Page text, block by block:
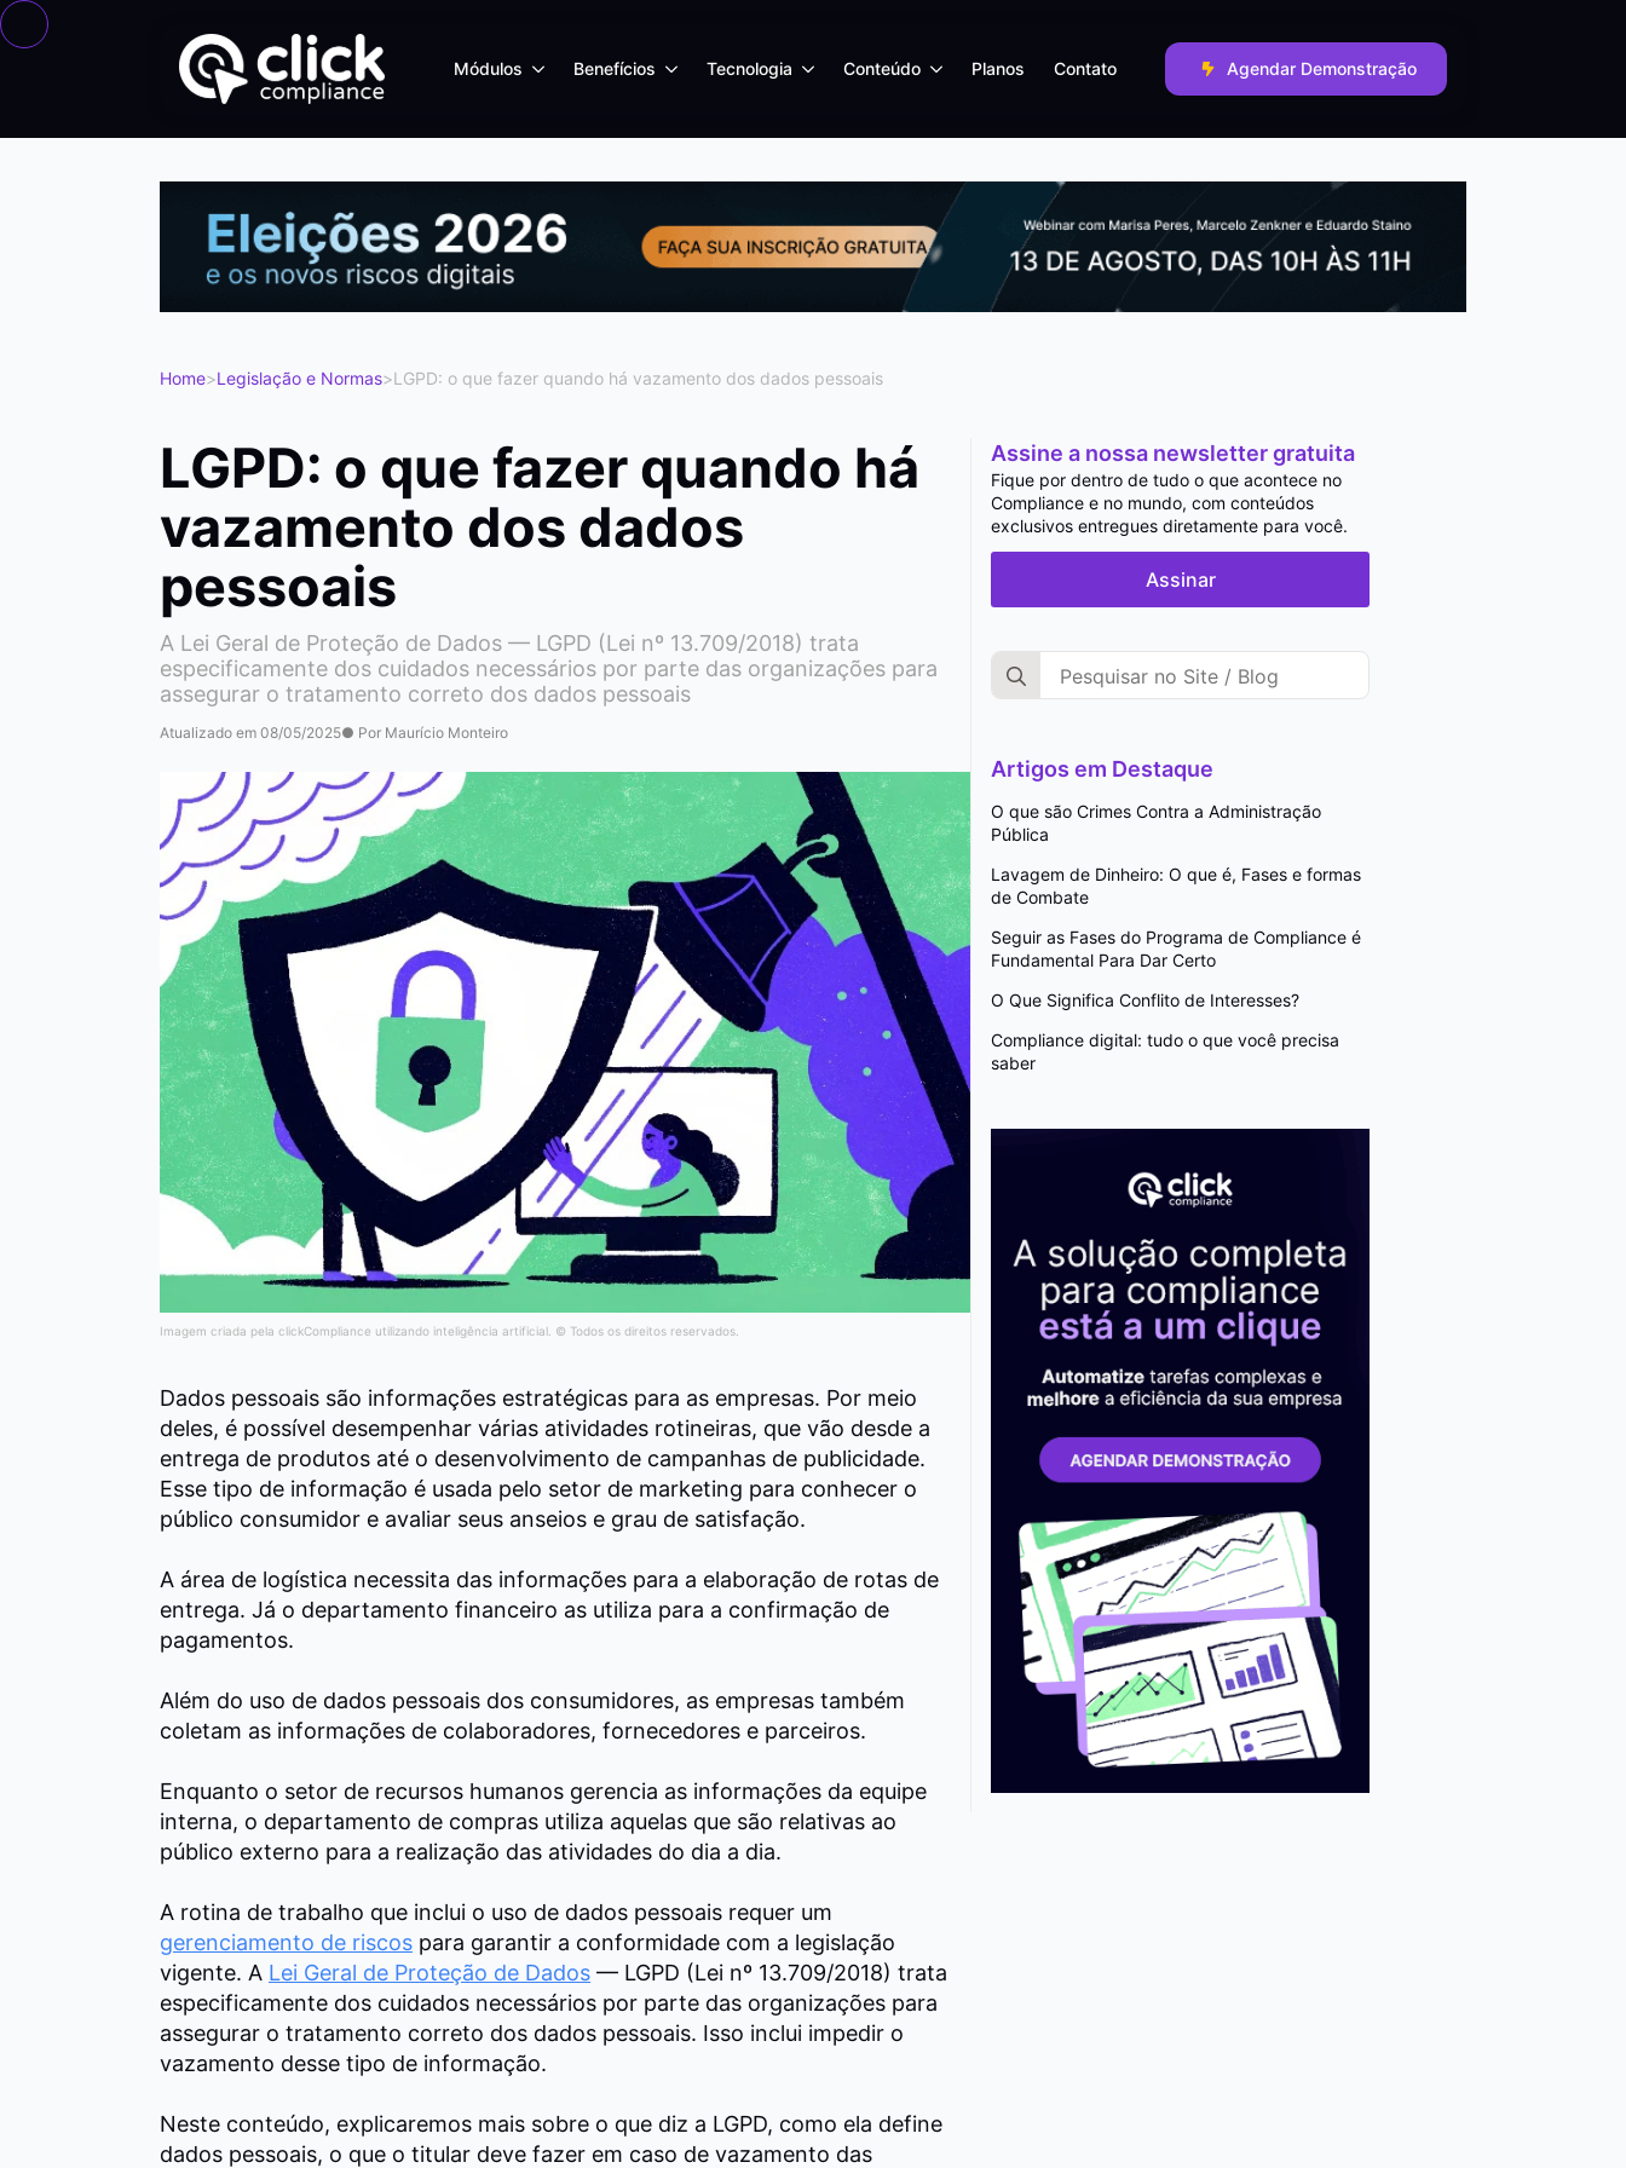
Módulos Benefícios Tecnologia Conteúdo Planos Contato Agendar Demonstração
Home>Legislação e Normas>LGPD: o que fazer quando há vazamento dos dados pessoais
LGPD: o que fazer quando há
vazamento dos dados
pessoais
A Lei Geral de Proteção de Dados — LGPD (Lei nº 13.709/2018) trata
especificamente dos cuidados necessários por parte das organizações para
assegurar o tratamento correto dos dados pessoais
Atualizado em 08/05/2025● Por Maurício Monteiro
Imagem criada pela clickCompliance utilizando inteligência artificial. © Todos os direitos reservados.
Dados pessoais são informações estratégicas para as empresas. Por meio
deles, é possível desempenhar várias atividades rotineiras, que vão desde a
entrega de produtos até o desenvolvimento de campanhas de publicidade.
Esse tipo de informação é usada pelo setor de marketing para conhecer o
público consumidor e avaliar seus anseios e grau de satisfação.
A área de logística necessita das informações para a elaboração de rotas de
entrega. Já o departamento financeiro as utiliza para a confirmação de
pagamentos.
Além do uso de dados pessoais dos consumidores, as empresas também
coletam as informações de colaboradores, fornecedores e parceiros.
Enquanto o setor de recursos humanos gerencia as informações da equipe
interna, o departamento de compras utiliza aquelas que são relativas ao
público externo para a realização das atividades do dia a dia.
A rotina de trabalho que inclui o uso de dados pessoais requer um
gerenciamento de riscos para garantir a conformidade com a legislação
vigente. A Lei Geral de Proteção de Dados — LGPD (Lei nº 13.709/2018) trata
especificamente dos cuidados necessários por parte das organizações para
assegurar o tratamento correto dos dados pessoais. Isso inclui impedir o
vazamento desse tipo de informação.
Neste conteúdo, explicaremos mais sobre o que diz a LGPD, como ela define
dados pessoais, o que o titular deve fazer em caso de vazamento das
Assine a nossa newsletter gratuita
Fique por dentro de tudo o que acontece no
Compliance e no mundo, com conteúdos
exclusivos entregues diretamente para você.
Assinar
Search
for:
Artigos em Destaque
O que são Crimes Contra a Administração
Pública
Lavagem de Dinheiro: O que é, Fases e formas
de Combate
Seguir as Fases do Programa de Compliance é
Fundamental Para Dar Certo
O Que Significa Conflito de Interesses?
Compliance digital: tudo o que você precisa
saber